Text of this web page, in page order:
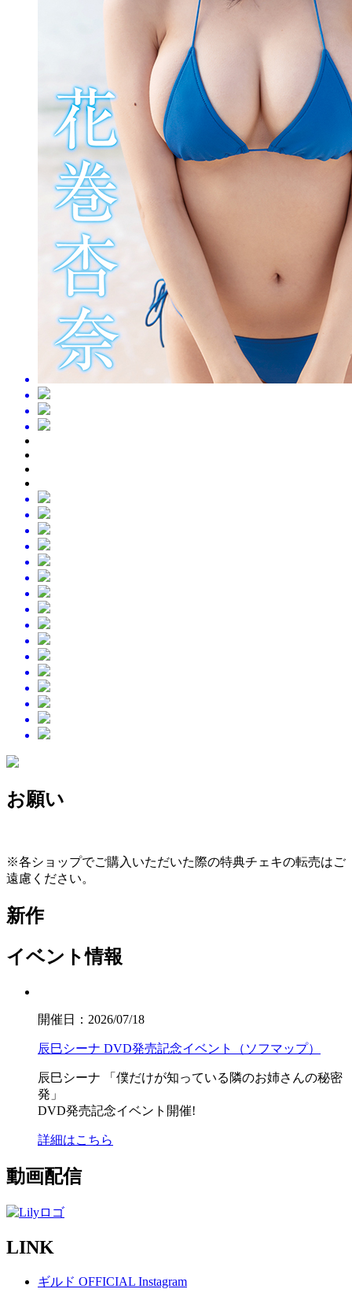
お願い
※各ショップでご購入いただいた際の特典チェキの転売はご
遠慮ください。
新作
イベント情報
開催日：2026/07/18
辰巳シーナ DVD発売記念イベント（ソフマップ）
辰巳シーナ
「僕だけが知っている隣のお姉さんの秘密
発」
DVD発売記念イベント開催!
詳細はこちら
動画配信
LINK
ギルド OFFICIAL Instagram